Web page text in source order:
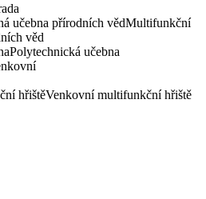
Multifunkční
věd
Polytechnická učebna
Venkovní multifunkční hřiště